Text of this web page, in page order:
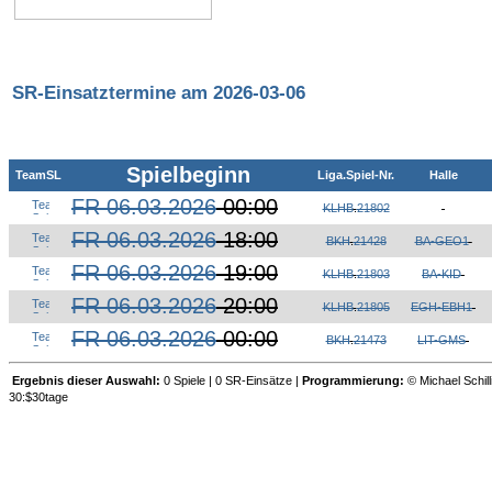
SR-Einsatztermine am 2026-03-06
TeamSL Spielbeginn Liga.Spiel-Nr. Halle
FR 06.03.202600:00 KLHB.21802
FR 06.03.202618:00 BKH.21428 BA-GEO1
FR 06.03.202619:00 KLHB.21803 BA-KID
FR 06.03.202620:00 KLHB.21805 EGH-EBH1
FR 06.03.202600:00 BKH.21473 LIT-GMS
Ergebnis dieser Auswahl: 0 Spiele | 0 SR-Einsätze | Programmierung: © Michael
30:$30tage